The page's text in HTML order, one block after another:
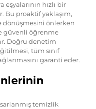
hızlı bir
proaktif yaklaşım,
dönüşmesini önlerken
güvenli öğrenme
Doğru denetim
tüm sınıf
garanti eder.
temizlik